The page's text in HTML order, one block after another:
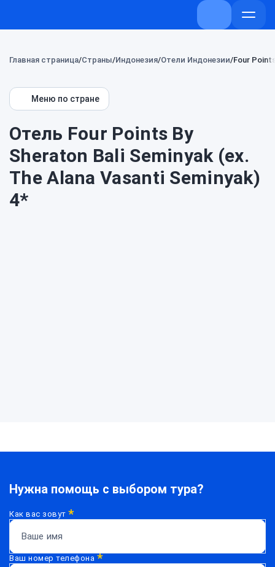
+7 (800) 707-
Главная страница Страны Индонезия Отели Индонезии Four
Меню по стране
Отель Four Points By
Sheraton Bali Seminyak (ex.
The Alana Vasanti Seminyak)
4*
Нужна помощь с выбором тура?
Как вас зовут*
Ваш номер телефона *